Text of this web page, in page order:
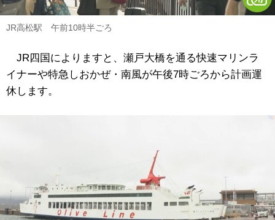
JR高松駅 午前10時半ごろ
JR四国によりますと、瀬戸大橋を通る快速マリンラ
イナーや特急しおかぜ・南風が午後7時ごろから計画運
休します。